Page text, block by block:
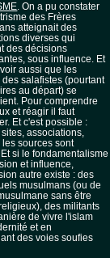
. On a pu constater
des Frères
atteignait des
diverses qui
des décisions
sous influence. Et
aussi que les
des salafistes (pourtant
au départ) se
Pour comprendre
et réagir il faut
Et c'est possible :
associations,
les sources sont
si le fondamentalisme
et influence,
autre existe : des
musulmans (ou de
sans être
des militants
de vivre l'islam
et en
des voies soufies